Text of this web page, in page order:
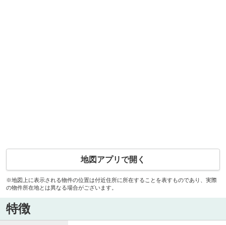
地図アプリで開く
※地図上に表示される物件の位置は付近住所に所在することを表すものであり、実際
の物件所在地とは異なる場合がございます。
特徴